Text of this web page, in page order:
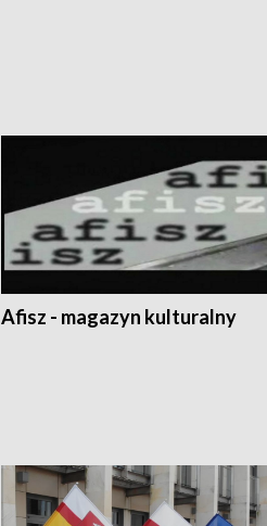
Afisz - magazyn kulturalny